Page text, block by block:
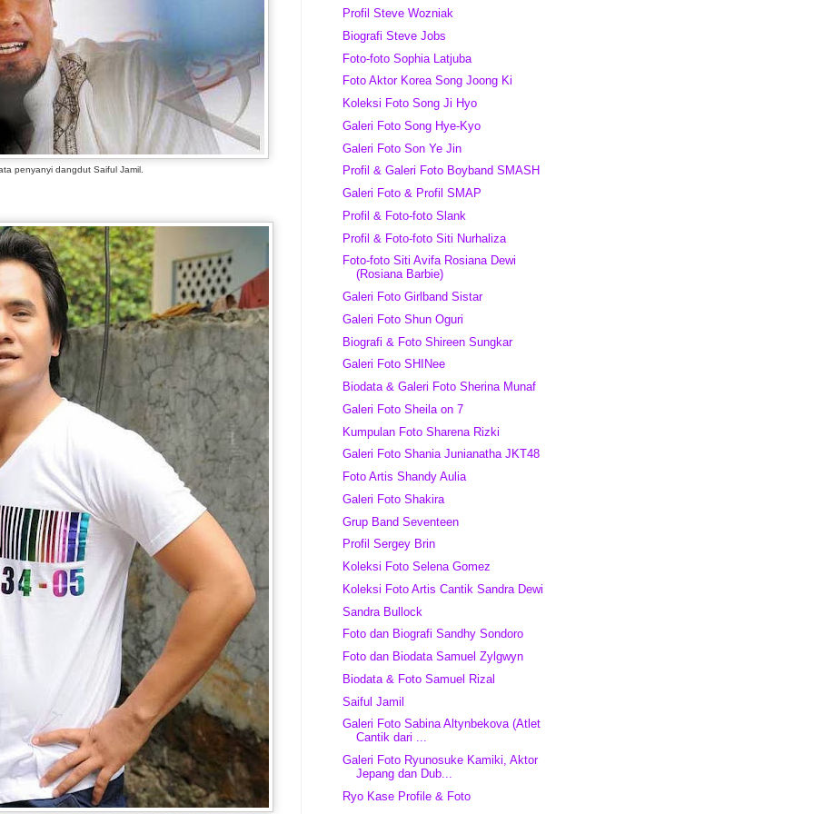
penyanyi dangdut Saiful Jamil.
Profil Steve Wozniak
Biografi Steve Jobs
Foto-foto Sophia Latjuba
Foto Aktor Korea Song Joong Ki
Koleksi Foto Song Ji Hyo
Galeri Foto Song Hye-Kyo
Galeri Foto Son Ye Jin
Profil & Galeri Foto Boyband SMASH
Galeri Foto & Profil SMAP
Profil & Foto-foto Slank
Profil & Foto-foto Siti Nurhaliza
Foto-foto Siti Avifa Rosiana Dewi
(Rosiana Barbie)
Galeri Foto Girlband Sistar
Galeri Foto Shun Oguri
Biografi & Foto Shireen Sungkar
Galeri Foto SHINee
Biodata & Galeri Foto Sherina Munaf
Galeri Foto Sheila on 7
Kumpulan Foto Sharena Rizki
Galeri Foto Shania Junianatha JKT48
Foto Artis Shandy Aulia
Galeri Foto Shakira
Grup Band Seventeen
Profil Sergey Brin
Koleksi Foto Selena Gomez
Koleksi Foto Artis Cantik Sandra Dewi
Sandra Bullock
Foto dan Biografi Sandhy Sondoro
Foto dan Biodata Samuel Zylgwyn
Biodata & Foto Samuel Rizal
Saiful Jamil
Galeri Foto Sabina Altynbekova (Atlet
Cantik dari ...
Galeri Foto Ryunosuke Kamiki, Aktor
Jepang dan Dub...
Ryo Kase Profile & Foto